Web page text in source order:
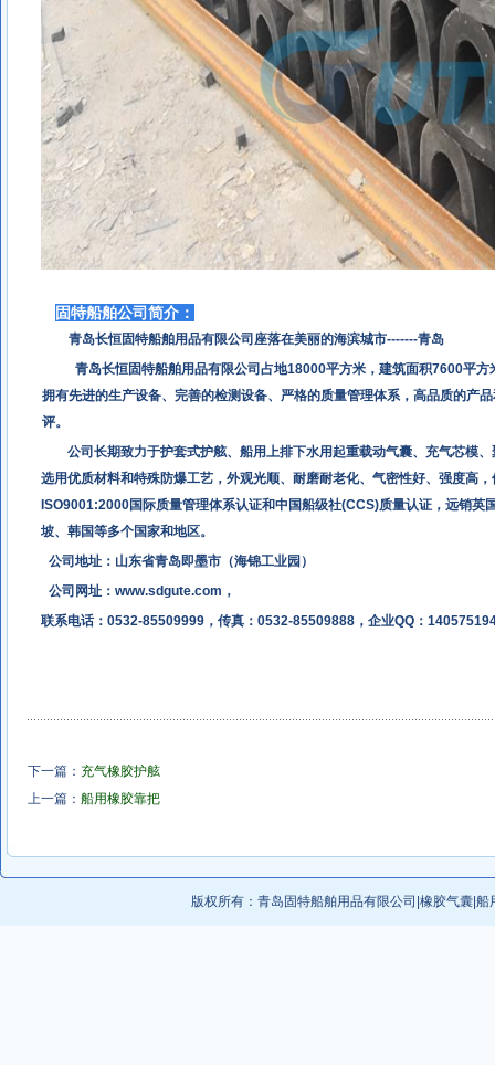
固特船舶公司简介：
青岛长恒固特船舶用品有限公司座落在美丽的海滨城市-------青岛
青岛长恒固特船舶用品有限公司占地18000平方米，建筑面积7600平
拥有先进的生产设备、完善的检测设备、严格的质量管理体系，高品质的产
评。
公司长期致力于护套式护舷、船用上排下水用起重载动气囊、充气芯模
选用优质材料和特殊防爆工艺，外观光顺、耐磨耐老化、气密性好、强度高
ISO9001:2000国际质量管理体系认证和中国船级社(CCS)质量认证，远销英
坡、韩国等多个国家和地区。
公司地址：山东省青岛即墨市（海锦工业园）
公司网址： www.sdgute.com ，
联系电话：0532-85509999，传真：0532-85509888，企业QQ：
下一篇： 充气橡胶护舷
上一篇： 船用橡胶靠把
版权所有： 青岛固特船舶用品有限公司 橡胶气囊 船